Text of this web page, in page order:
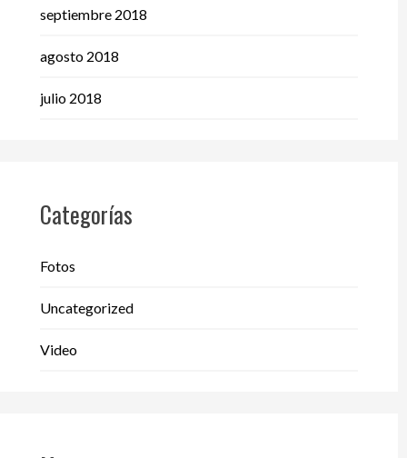
septiembre 2018
agosto 2018
julio 2018
Categorías
Fotos
Uncategorized
Video